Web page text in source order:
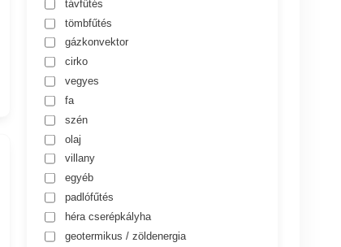
távfűtés
tömbfűtés
gázkonvektor
cirko
vegyes
fa
szén
olaj
villany
egyéb
padlófűtés
héra cserépkályha
geotermikus / zöldenergia